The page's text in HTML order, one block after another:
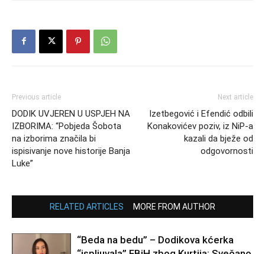
Previous article
DODIK UVJEREN U USPJEH NA
IZBORIMA: “Pobjeda Šobota
na izborima značila bi
ispisivanje nove historije Banja
Luke”
Next article
Izetbegović i Efendić odbili
Konakovićev poziv, iz NiP-a
kazali da bježe od
odgovornosti
RELATED ARTICLES MORE FROM AUTHOR
“Beda na bedu” – Dodikova kćerka